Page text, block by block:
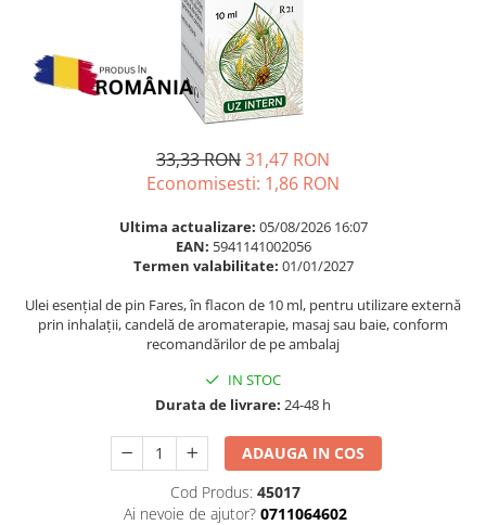
Par si unghii
Probiotice si prebiotice
Slabire si control greutate
Somn stres si anxietate
Supliment Calciu
Supliment Complexe
Supliment Magneziu
Supliment Vitamina B
Supliment Vitamina C
Supliment Vitamina D3
Balsam masca si tratament
Produse cu SPF Pentru Fata
33,33 RON31,47 RON
Economisesti: 1,86 RON
Ultima actualizare: 05/08/2026 16:07
EAN: 5941141002056
Termen valabilitate: 01/01/2027
Ulei esențial de pin Fares, în flacon de 10 ml, pentru utilizare externă
prin inhalații, candelă de aromaterapie, masaj sau baie, conform
recomandărilor de pe ambalaj
IN STOC
Durata de livrare: 24-48 h
ADAUGA IN COS
Cod Produs: 45017
Ai nevoie de ajutor? 0711064602